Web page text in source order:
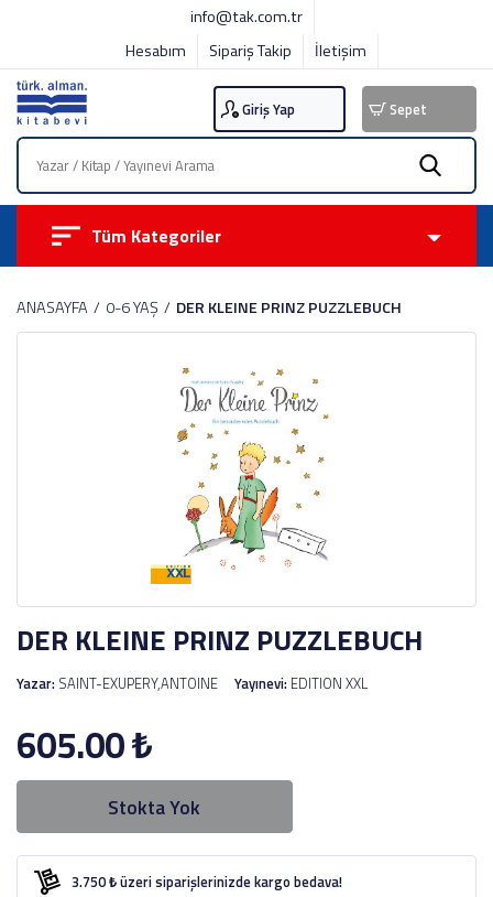
info@tak.com.tr
Hesabım
Sipariş Takip İletişim
Giriş Yap Sepet
Tüm Kategoriler
ANASAYFA 0-6 YAŞ DER KLEINE PRINZ PUZZLEBUCH
DER KLEINE PRINZ PUZZLEBUCH
Yazar: SAINT-EXUPERY,ANTOINE Yayınevi: EDITION XXL
605.00₺
Stokta Yok
3.750 ₺ üzeri siparişlerinizde kargo bedava!